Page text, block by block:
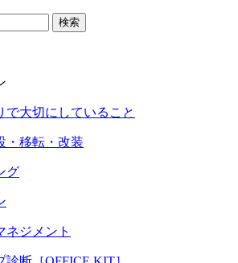
検索
で大切にしていること
・移転・改装
グ
ネジメント